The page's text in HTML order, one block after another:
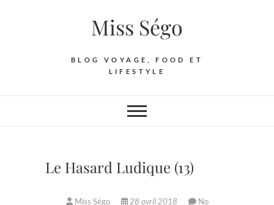
Miss Ségo
BLOG VOYAGE, FOOD ET
LIFESTYLE
Le Hasard Ludique (13)
Miss Ségo 28 avril 2018
No